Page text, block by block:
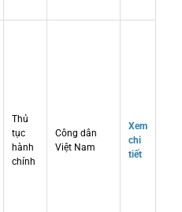
Thủ
tục
hành
chính
Công dân
Việt Nam
Xem
chi
tiết